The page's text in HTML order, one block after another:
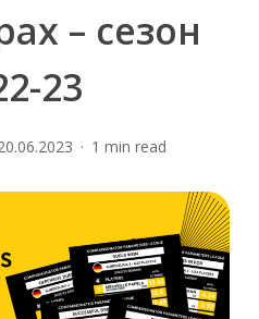
– сезон
23
1 min read